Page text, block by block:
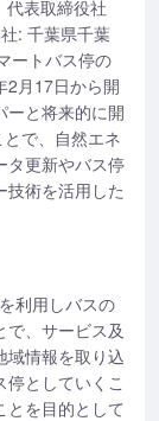
代表取締役社
: 千葉県千葉
ートバス停の
2月17日から開
ーと将来的に開
で、自然エネ
タ更新やバス停
技術を活用した
利用しバスの
で、サービス及
域情報を取り込
としていくこ
とを目的として